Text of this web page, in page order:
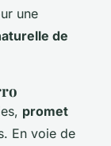
une
de
promet
En voie de